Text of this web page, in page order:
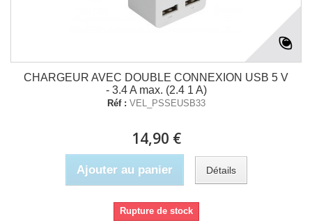
CHARGEUR AVEC DOUBLE CONNEXION USB 5 V
- 3.4 A max. (2.4 1 A)
Réf : VEL_PSSEUSB33
14,90 €
Ajouter au panier Détails
Rupture de stock